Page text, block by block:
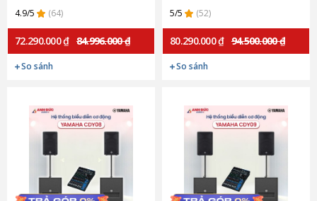
4.9/5
(64)
72.290.000 ₫ 84.996.000 ₫
So sánh
5/5
(52)
80.290.000 ₫ 94.500.000 ₫
So sánh